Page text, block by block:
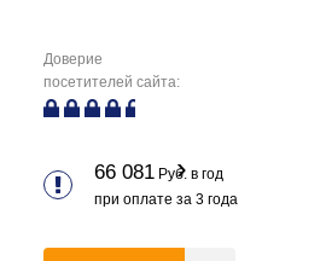
Доверие
посетителей сайта:
66 081 Руб. в год
при оплате за 3 года